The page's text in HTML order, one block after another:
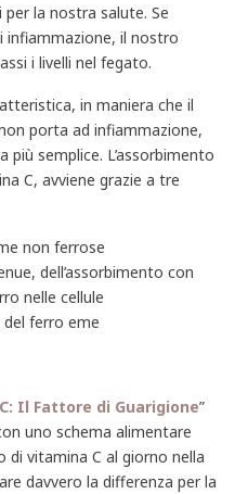
la nostra salute. Se
infiammazione, il nostro
i livelli nel fegato.
in maniera che il
porta ad infiammazione,
semplice. L’assorbimento
C, avviene grazie a tre
non ferrose
dell’assorbimento con
nelle cellule
ferro eme
Il Fattore di Guarigione”
uno schema alimentare
vitamina C al giorno nella
davvero la differenza per la